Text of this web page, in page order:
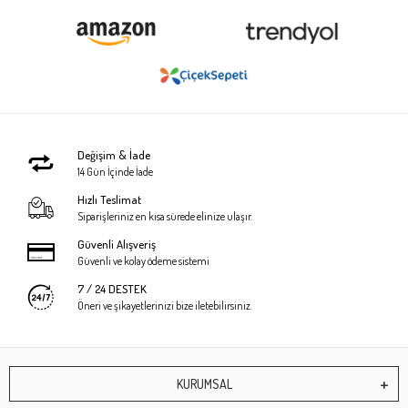
Değişim & İade
14 Gün İçinde İade
Hızlı Teslimat
Siparişleriniz en kısa sürede elinize ulaşır.
Güvenli Alışveriş
Güvenli ve kolay ödeme sistemi
7 / 24 DESTEK
Öneri ve şikayetlerinizi bize iletebilirsiniz.
KURUMSAL